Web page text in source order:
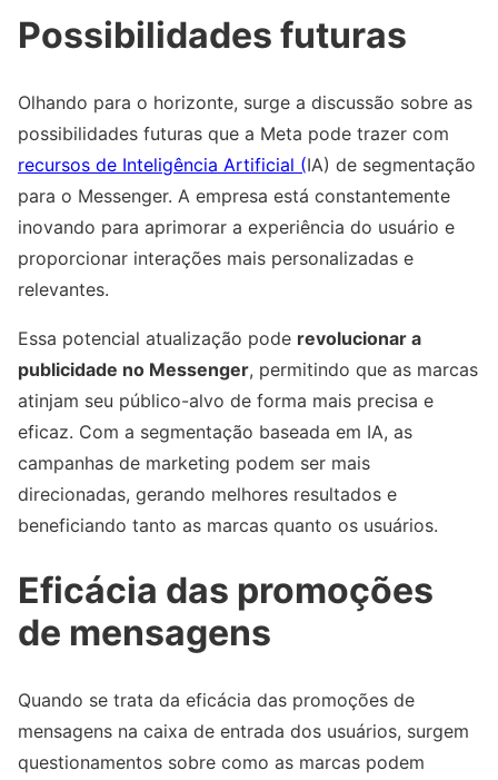
Possibilidades futuras
Olhando para o horizonte, surge a discussão sobre as
possibilidades futuras que a Meta pode trazer com
recursos de Inteligência Artificial (IA) de segmentação
para o Messenger. A empresa está constantemente
inovando para aprimorar a experiência do usuário e
proporcionar interações mais personalizadas e
relevantes.
Essa potencial atualização pode revolucionar a
publicidade no Messenger, permitindo que as marcas
atinjam seu público-alvo de forma mais precisa e
eficaz. Com a segmentação baseada em IA, as
campanhas de marketing podem ser mais
direcionadas, gerando melhores resultados e
beneficiando tanto as marcas quanto os usuários.
Eficácia das promoções
de mensagens
Quando se trata da eficácia das promoções de
mensagens na caixa de entrada dos usuários, surgem
questionamentos sobre como as marcas podem